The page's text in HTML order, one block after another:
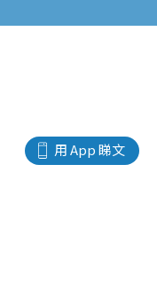
用 App 睇文